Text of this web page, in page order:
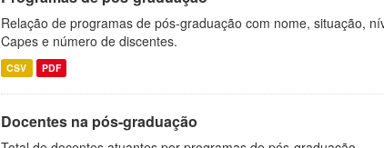
Relação de programas de pós-graduação com nome, situação,
Capes e número de discentes.
CSV PDF
Docentes na pós-graduação